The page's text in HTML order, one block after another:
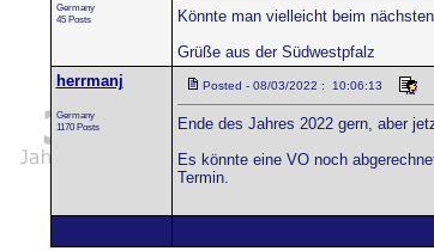
Germany
45 Posts
Könnte man vielleicht beim
Grüße aus der Südwestpfalz
herrmanj
Germany
1170 Posts
Posted - 08/03/2022 : 10:06:13
Ende des Jahres 2022 gern, aber
Es könnte eine VO noch
Termin.